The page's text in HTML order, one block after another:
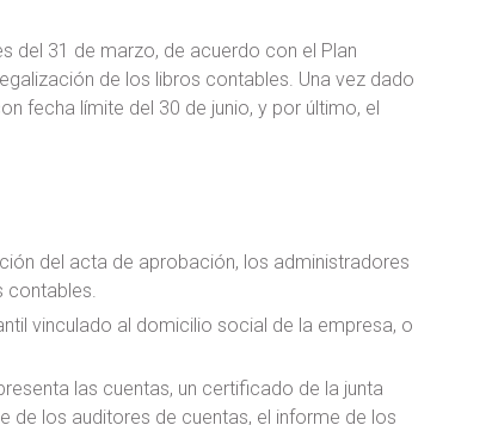
del 31 de marzo, de acuerdo con el Plan
de los libros contables. Una vez dado
fecha límite del 30 de junio, y por último, el
del acta de aprobación, los administradores
vinculado al domicilio social de la empresa, o
las cuentas, un certificado de la junta
de los auditores de cuentas, el informe de los